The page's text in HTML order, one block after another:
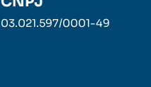
03.021.597/0001-49